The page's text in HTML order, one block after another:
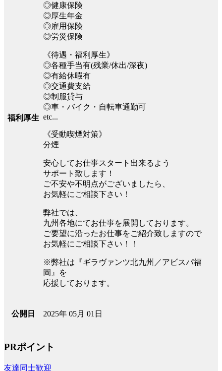
福利厚生
◎健康保険
◎厚生年金
◎雇用保険
◎労災保険
《待遇・福利厚生》
◎各種手当有(残業/休出/深夜)
◎有給休暇有
◎交通費支給
◎制服貸与
◎車・バイク・自転車通勤可
etc...
《受動喫煙対策》
分煙
安心してお仕事スタート出来るよう
サポート致します！
ご不安や不明点がございましたら、
お気軽にご相談下さい！
弊社では、
九州各地にてお仕事を展開しております。
ご要望に沿ったお仕事をご紹介致しますので
お気軽にご相談下さい！！
※弊社は『ギラヴァンツ北九州／アビスパ福
岡』を
応援しております。
公開日 2025年 05月 01日
PRポイント
友達同士歓迎